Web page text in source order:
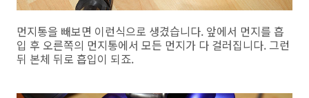
먼지통을 빼보면 이런식으로 생겼습니다. 앞에서 먼지를 흡
입 후 오른쪽의 먼지통에서 모든 먼지가 다 걸러집니다. 그런
뒤 본체 뒤로 흡입이 되죠.